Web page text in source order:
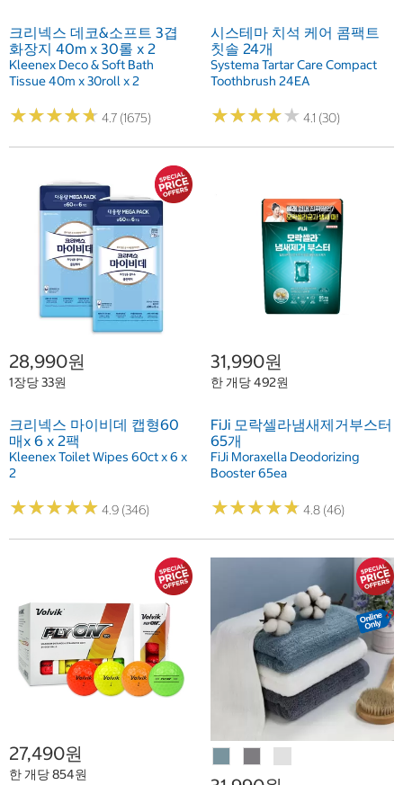
크리넥스 데코&소프트 3겹
화장지 40m x 30롤 x 2
Kleenex Deco & Soft Bath
Tissue 40m x 30roll x 2
★★★★★
★★★★★ 4.7 (1675)
시스테마 치석 케어 콤팩트
칫솔 24개
Systema Tartar Care Compact
Toothbrush 24EA
★★★★★
★★★★★ 4.1 (30)
28,990원
1장당 33원
크리넥스 마이비데 캡형60
매x 6 x 2팩
Kleenex Toilet Wipes 60ct x 6 x
2
★★★★★
★★★★★ 4.9 (346)
31,990원
한 개당 492원
FiJi 모락셀라냄새제거부스터
65개
FiJi Moraxella Deodorizing
Booster 65ea
★★★★★
★★★★★ 4.8 (46)
27,490원
한 개당 854원